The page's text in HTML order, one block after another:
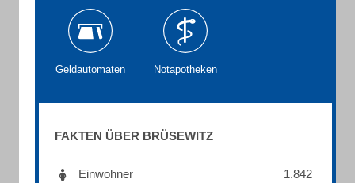
Geldautomaten Notapotheken
FAKTEN ÜBER BRÜSEWITZ
Einwohner
1.842